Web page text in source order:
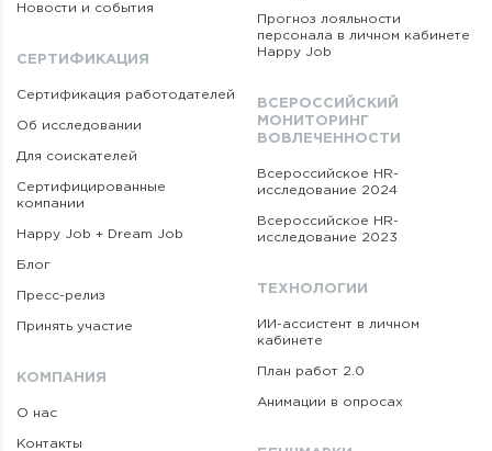
Новости и события
СЕРТИФИКАЦИЯ
Сертификация работодателей
Об исследовании
Для соискателей
Сертифицированные
компании
Happy Job + Dream Job
Блог
Пресс-релиз
Принять участие
КОМПАНИЯ
О нас
Контакты
Прогноз лояльности
персонала в личном кабинете
Happy Job
ВСЕРОССИЙСКИЙ
МОНИТОРИНГ
ВОВЛЕЧЕННОСТИ
Всероссийское HR-
исследование 2024
Всероссийское HR-
исследование 2023
ТЕХНОЛОГИИ
ИИ-ассистент в личном
кабинете
План работ 2.0
Анимации в опросах